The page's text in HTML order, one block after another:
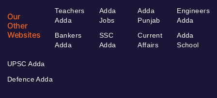
Our
Other
Websites
Teachers
Adda
Bankers
Adda
Adda
Jobs
SSC
Adda
Adda
Punjab
Current
Affairs
Engineers
Adda
Adda
School
UPSC Adda
Defence Adda